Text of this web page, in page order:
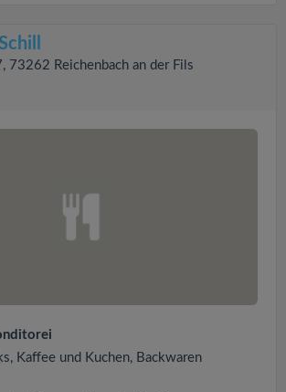
73262 Reichenbach an der Fils
Kaffee und Kuchen, Backwaren